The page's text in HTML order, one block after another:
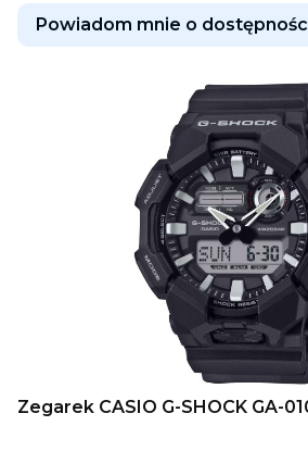
Powiadom mnie o
Zegarek CASIO G-SHOCK GA-